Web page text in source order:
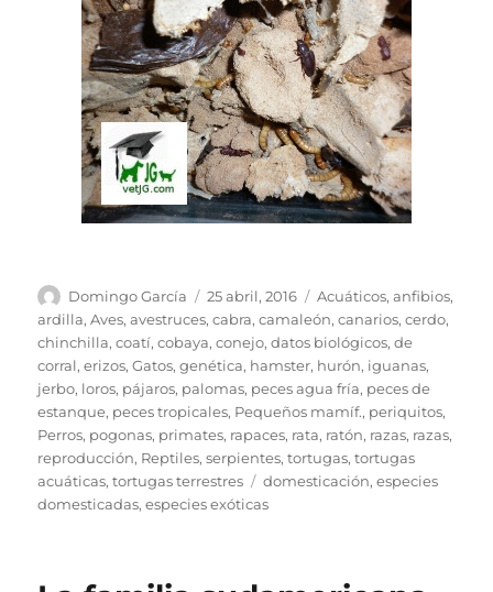
Autor
Domingo García
Publicado
el
25 abril, 2016 Categorías
Acuáticos,anfibios,
ardilla,Aves,avestruces,cabra,camaleón,canarios,cerdo,
chinchilla,coatí,cobaya,conejo,datos biológicos,de
corral,erizos,Gatos,genética, hamster, hurón, iguanas,
jerbo, loros, pájaros, palomas, peces agua fría, peces de
estanque, peces tropicales, Pequeños mamíf., periquitos,
Perros, pogonas, primates, rapaces, rata, ratón, razas, razas,
reproducción, Reptiles,serpientes,tortugas,tortugas
acuáticas,tortugas terrestres Etiquetas
domesticación,especies
domesticadas,especies exóticas